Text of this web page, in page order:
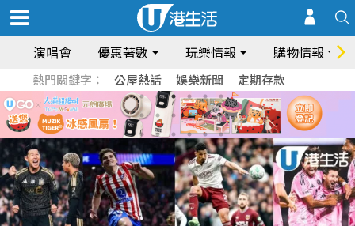
演唱會 優惠著數 玩樂情報 購物情報
熱門關鍵字： 公屋熱話 娛樂新聞 定期存款